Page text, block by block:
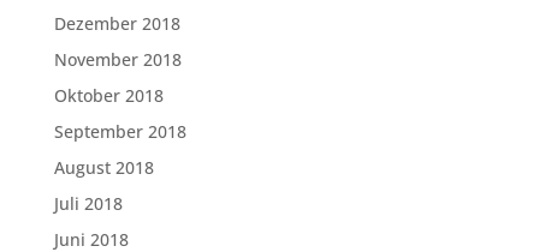
Dezember 2018
November 2018
Oktober 2018
September 2018
August 2018
Juli 2018
Juni 2018